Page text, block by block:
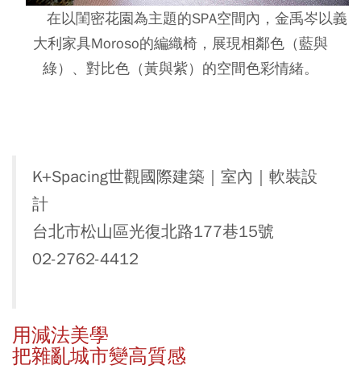
在以閨密花園為主題的SPA空間內，金禹岑以義
大利家具Moroso的編織椅，展現相鄰色（藍與
綠）、對比色（黃與紫）的空間色彩情緒。
K+Spacing世觀國際建築｜室內｜軟裝設
計
台北市松山區光復北路177巷15號
02-2762-4412
用減法美學
把雜亂城市變高質感